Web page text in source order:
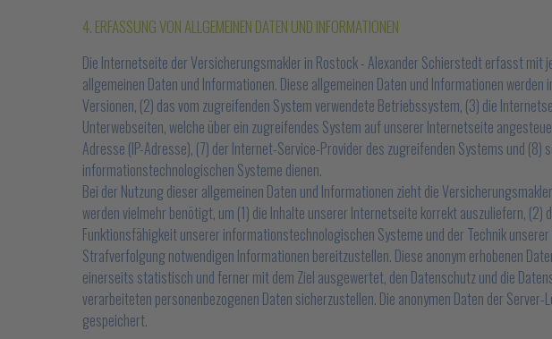
4. ERFASSUNG VON ALLGEMEINEN DATEN UND INFORMATIONEN
Die Internetseite der Versicherungsmakler in Rostock - Alexander Schierstedt erfasst
allgemeinen Daten und Informationen. Diese allgemeinen Daten und Informationen
Versionen, (2) das vom zugreifenden System verwendete Betriebssystem, (3) die
Unterwebseiten, welche über ein zugreifendes System auf unserer Internetseite
Adresse (IP-Adresse), (7) der Internet-Service-Provider des zugreifenden Systems und
informationstechnologischen Systeme dienen.
Bei der Nutzung dieser allgemeinen Daten und Informationen zieht die
werden vielmehr benötigt, um (1) die Inhalte unserer Internetseite korrekt auszuliefern,
Funktionsfähigkeit unserer informationstechnologischen Systeme und der Technik
Strafverfolgung notwendigen Informationen bereitzustellen. Diese anonym erhobenen
einerseits statistisch und ferner mit dem Ziel ausgewertet, den Datenschutz und die
verarbeiteten personenbezogenen Daten sicherzustellen. Die anonymen Daten der
gespeichert.